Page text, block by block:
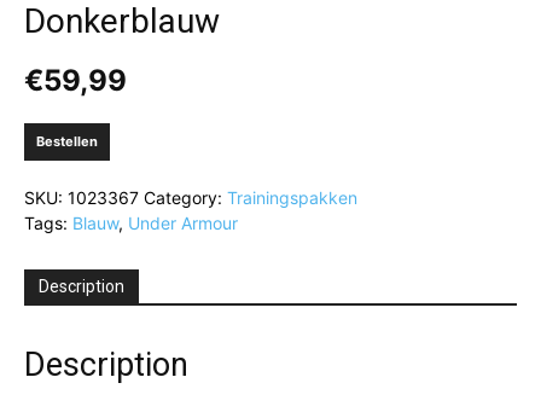
Donkerblauw
€59,99
Bestellen
SKU: 1023367 Category: Trainingspakken
Tags: Blauw, Under Armour
Description
Description